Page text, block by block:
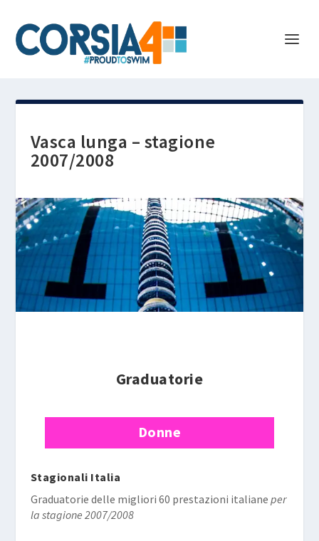
Vasca lunga – stagione
2007/2008
Graduatorie
Donne
Stagionali Italia
Graduatorie delle migliori 60 prestazioni italiane per
la stagione 2007/2008